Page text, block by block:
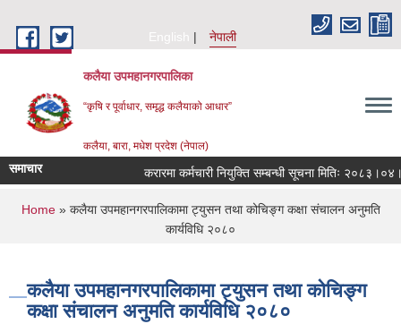
English
नेपाली
कलैया उपमहानगरपालिका
“कृषि र पूर्वाधार, समृद्ध कलैयाको आधार”
कलैया, बारा, मधेश प्रदेश (नेपाल)
समाचार करारमा कर्मचारी नियुक्ति सम्बन्धी सूचना मितिः
You are here
Home» कलैया उपमहानगरपालिकामा ट्युसन तथा कोचिङ्ग कक्षा संचालन अनुमति
कार्यविधि २०८०
कलैया उपमहानगरपालिकामा ट्युसन तथा कोचिङ्ग
कक्षा संचालन अनुमति कार्यविधि २०८०